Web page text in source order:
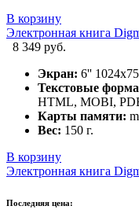
В корзину
Электронная книга
8 349 руб.
Экран: 6''
Текстовые
HTML, MOBI,
Карты памяти:
Вес: 150 г.
В корзину
Электронная книга
Последняя цена: